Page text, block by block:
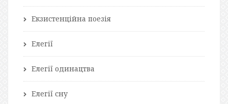
Екзистенційна поезія
Елегії
Елегії одинацтва
Елегії сну